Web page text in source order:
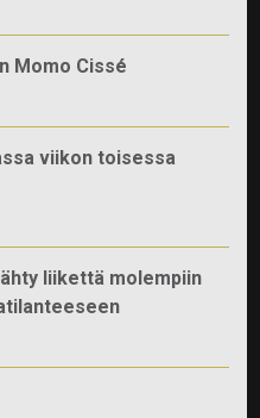
Momo Cissé
viikon toisessa
liikettä molempiin